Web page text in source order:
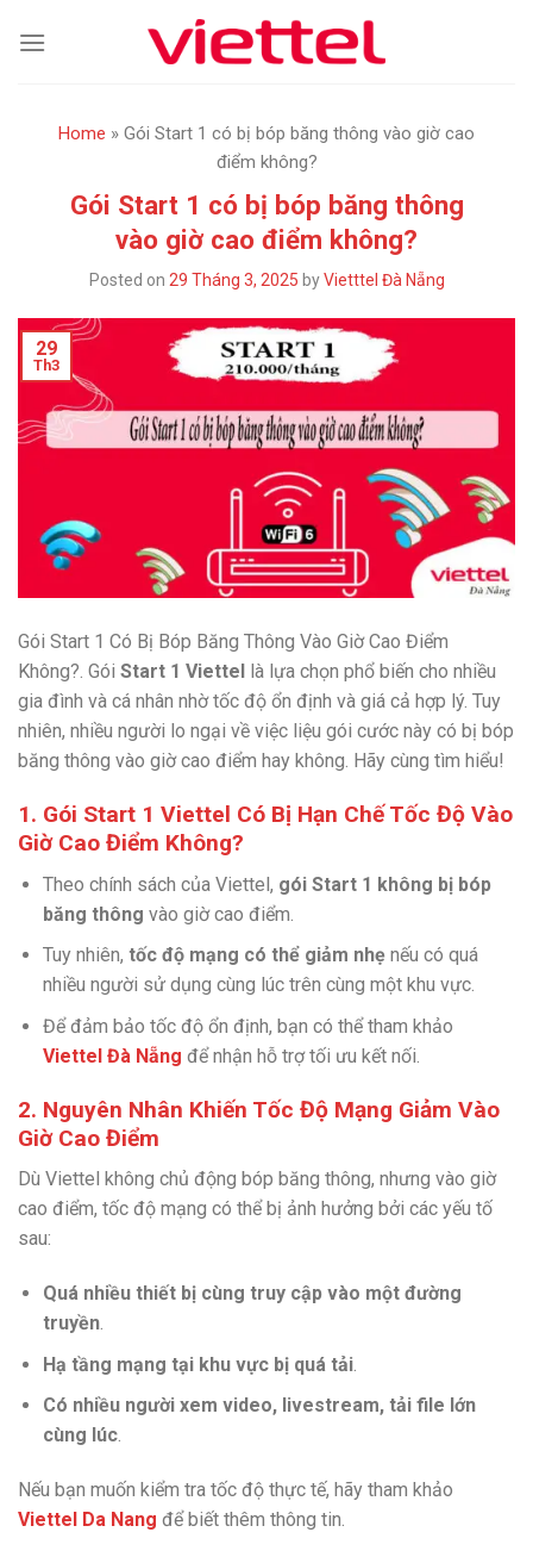
Home » Gói Start 1 có bị bóp băng thông vào giờ cao
điểm không?
Gói Start 1 có bị bóp băng thông
vào giờ cao điểm không?
Posted on 29 Tháng 3, 2025 byVietttel Đà Nẵng
29
Th3
Gói Start 1 Có Bị Bóp Băng Thông Vào Giờ Cao Điểm
Không?. Gói Start 1 Viettel
là lựa chọn phổ biến cho nhiều
gia đình và cá nhân nhờ tốc độ ổn định và giá cả hợp lý. Tuy
nhiên, nhiều người lo ngại về việc liệu gói cước này có bị bóp
băng thông vào giờ cao điểm hay không. Hãy cùng tìm hiểu!
1. Gói Start 1 Viettel Có Bị Hạn Chế Tốc Độ Vào
Giờ Cao Điểm Không?
Theo chính sách của Viettel, gói Start 1 không bị bóp
băng thông vào giờ cao điểm.
Tuy nhiên, tốc độ mạng có thể giảm nhẹnếu có quá
nhiều người sử dụng cùng lúc trên cùng một khu vực.
Để đảm bảo tốc độ ổn định, bạn có thể tham khảo
Viettel Đà Nẵng để nhận hỗ trợ tối ưu kết nối.
2. Nguyên Nhân Khiến Tốc Độ Mạng Giảm Vào
Giờ Cao Điểm
Dù Viettel không chủ động bóp băng thông, nhưng vào giờ
cao điểm, tốc độ mạng có thể bị ảnh hưởng bởi các yếu tố
sau:
Quá nhiều thiết bị cùng truy cập vào một đường
truyền.
Hạ tầng mạng tại khu vực bị quá tải.
Có nhiều người xem video, livestream, tải file lớn
cùng lúc.
Nếu bạn muốn kiểm tra tốc độ thực tế, hãy tham khảo
Viettel Da Nang để biết thêm thông tin.